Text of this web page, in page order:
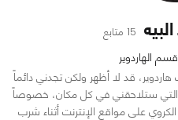
15 متابع
الهاردوير
قد لا أظهر ولكن تجدني دائماً
التي ستلاحقني في كل مكان، خصوصاً
على مواقع الإنترنت أثناء شرب